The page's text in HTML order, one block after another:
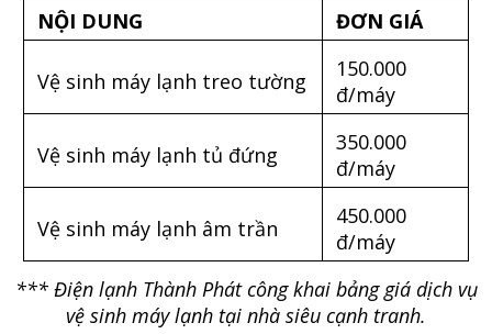
NỘI DUNG ĐƠN GIÁ
Vệ sinh máy lạnh treo tường
150.000
đ/máy
Vệ sinh máy lạnh tủ đứng
350.000
đ/máy
Vệ sinh máy lạnh âm trần
450.000
đ/máy
*** Điện lạnh Thành Phát công khai bảng giá dịch vụ
vệ sinh máy lạnh tại nhà siêu cạnh tranh.